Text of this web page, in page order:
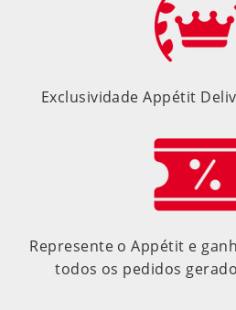
Exclusividade Appétit
Represente o Appétit e
todos os pedidos